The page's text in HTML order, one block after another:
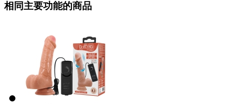
相同主要功能的商品